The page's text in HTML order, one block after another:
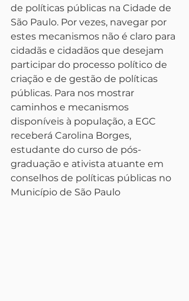
de políticas públicas na Cidade de
São Paulo. Por vezes, navegar por
estes mecanismos não é claro para
cidadãs e cidadãos que desejam
participar do processo político de
criação e de gestão de políticas
públicas. Para nos mostrar
caminhos e mecanismos
disponíveis à população, a EGC
receberá Carolina Borges,
estudante do curso de pós-
graduação e ativista atuante em
conselhos de políticas públicas no
Município de São Paulo